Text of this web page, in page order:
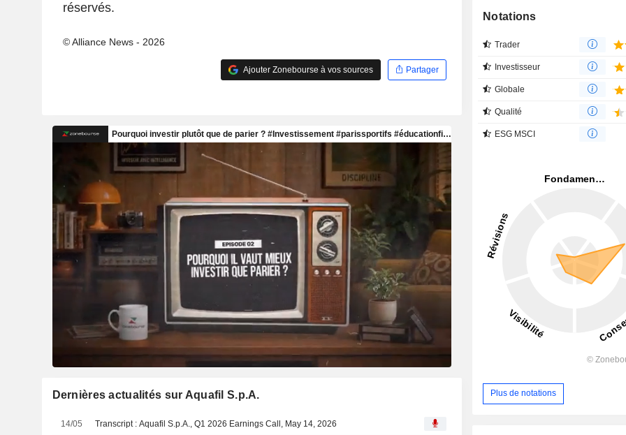
réservés.
© Alliance News - 2026
Ajouter Zonebourse à vos sources Partager
Dernières actualités sur Aquafil S.p.A.
14/05 Transcript : Aquafil S.p.A., Q1 2026 Earnings Call, May 14, 2026
Notations
Trader
Investisseur
Globale
Qualité
ESG MSCI
Plus de notations